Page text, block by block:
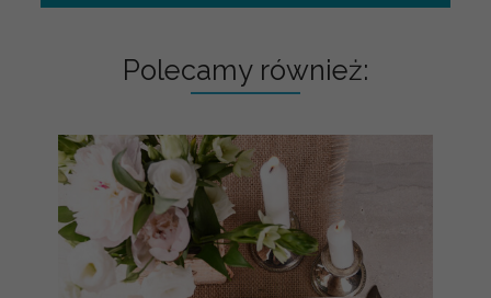
Polecamy również: